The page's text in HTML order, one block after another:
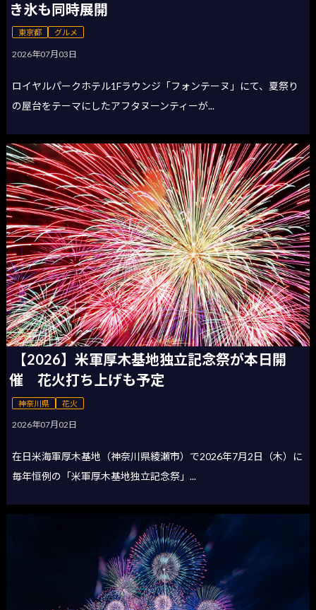
き氷も同時展開
東京都 グルメ
2026年07月03日
ロイヤルパークホテル1Fラウンジ「フォンテーヌ」にて、夏祭り
の屋台をテーマにしたアフタヌーンティーが...
【2026】米軍厚木基地独立記念祭が本日開
催 花火打ち上げも予定
神奈川県 花火
2026年07月02日
在日米海軍厚木基地（神奈川県綾瀬市）で2026年7月2日（木）に
毎年恒例の「米軍厚木基地独立記念祭」...